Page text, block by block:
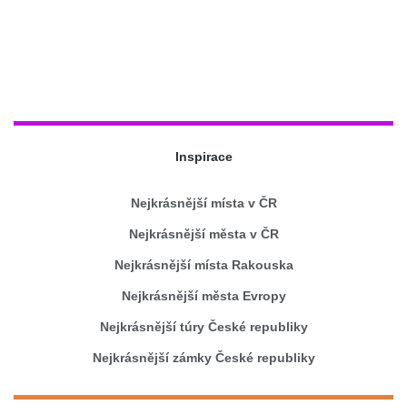
Inspirace
Nejkrásnější místa v ČR
Nejkrásnější města v ČR
Nejkrásnější místa Rakouska
Nejkrásnější města Evropy
Nejkrásnější túry České republiky
Nejkrásnější zámky České republiky